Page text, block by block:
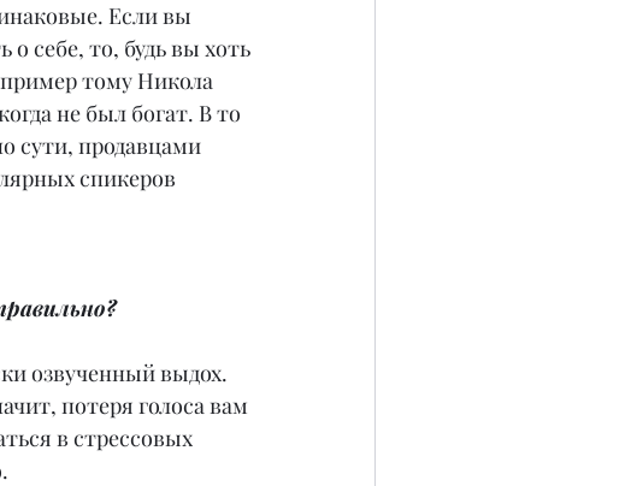
Если вы
себе, то, будь вы хоть
тому Никола
не был богат. В то
сути, продавцами
спикеров
озвученный выдох.
потеря голоса вам
в стрессовых